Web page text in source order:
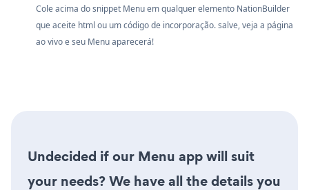
Cole acima do snippet Menu em qualquer elemento NationBuilder
que aceite html ou um código de incorporação. salve, veja a página
ao vivo e seu Menu aparecerá!
Undecided if our Menu app will suit
your needs? We have all the details you